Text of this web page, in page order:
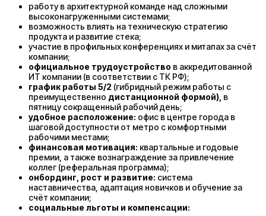
работу в архитектурной команде над сложными
высоконагруженными системами;
возможность влиять на техническую стратегию
продукта и развитие стека;
участие в профильных конференциях и митапах за счёт
компании;
официальное трудоустройство в аккредитованной
ИТ компании (в соответствии с ТК РФ);
график работы 5/2 (гибридный режим работы с
преимущественно дистанционной формой), в
пятницу сокращенный рабочий день;
удобное расположение: офис в центре города в
шаговой доступности от метро с комфортными
рабочими местами;
финансовая мотивация: квартальные и годовые
премии, а также вознаграждение за привлечение
коллег (реферальная программа);
онбординг, рост и развитие: система
наставничества, адаптация новичков и обучение за
счёт компании;
социальные льготы и компенсации: